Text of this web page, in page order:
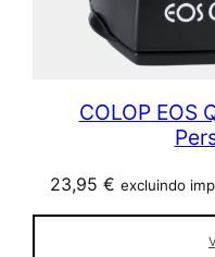
COLOP EOS
23,95 € excluindo